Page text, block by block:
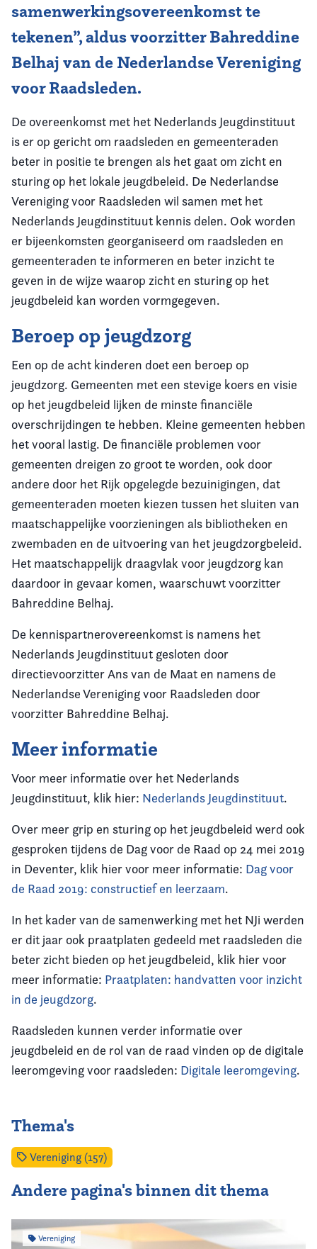
samenwerkingsovereenkomst te
tekenen”, aldus voorzitter Bahreddine
Belhaj van de Nederlandse Vereniging
voor Raadsleden.
De overeenkomst met het Nederlands Jeugdinstituut
is er op gericht om raadsleden en gemeenteraden
beter in positie te brengen als het gaat om zicht en
sturing op het lokale jeugdbeleid. De Nederlandse
Vereniging voor Raadsleden wil samen met het
Nederlands Jeugdinstituut kennis delen. Ook worden
er bijeenkomsten georganiseerd om raadsleden en
gemeenteraden te informeren en beter inzicht te
geven in de wijze waarop zicht en sturing op het
jeugdbeleid kan worden vormgegeven.
Beroep op jeugdzorg
Een op de acht kinderen doet een beroep op
jeugdzorg. Gemeenten met een stevige koers en visie
op het jeugdbeleid lijken de minste financiële
overschrijdingen te hebben. Kleine gemeenten hebben
het vooral lastig. De financiële problemen voor
gemeenten dreigen zo groot te worden, ook door
andere door het Rijk opgelegde bezuinigingen, dat
gemeenteraden moeten kiezen tussen het sluiten van
maatschappelijke voorzieningen als bibliotheken en
zwembaden en de uitvoering van het jeugdzorgbeleid.
Het maatschappelijk draagvlak voor jeugdzorg kan
daardoor in gevaar komen, waarschuwt voorzitter
Bahreddine Belhaj.
De kennispartnerovereenkomst is namens het
Nederlands Jeugdinstituut gesloten door
directievoorzitter Ans van de Maat en namens de
Nederlandse Vereniging voor Raadsleden door
voorzitter Bahreddine Belhaj.
Meer informatie
Voor meer informatie over het Nederlands
Jeugdinstituut, klik hier: Nederlands Jeugdinstituut.
Over meer grip en sturing op het jeugdbeleid werd ook
gesproken tijdens de Dag voor de Raad op 24 mei 2019
in Deventer, klik hier voor meer informatie: Dag voor
de Raad 2019: constructief en leerzaam.
In het kader van de samenwerking met het NJi werden
er dit jaar ook praatplaten gedeeld met raadsleden die
beter zicht bieden op het jeugdbeleid, klik hier voor
meer informatie: Praatplaten: handvatten voor inzicht
in de jeugdzorg.
Raadsleden kunnen verder informatie over
jeugdbeleid en de rol van de raad vinden op de digitale
leeromgeving voor raadsleden: Digitale leeromgeving.
Thema's
Vereniging (157)
Andere pagina's binnen dit thema
Vereniging